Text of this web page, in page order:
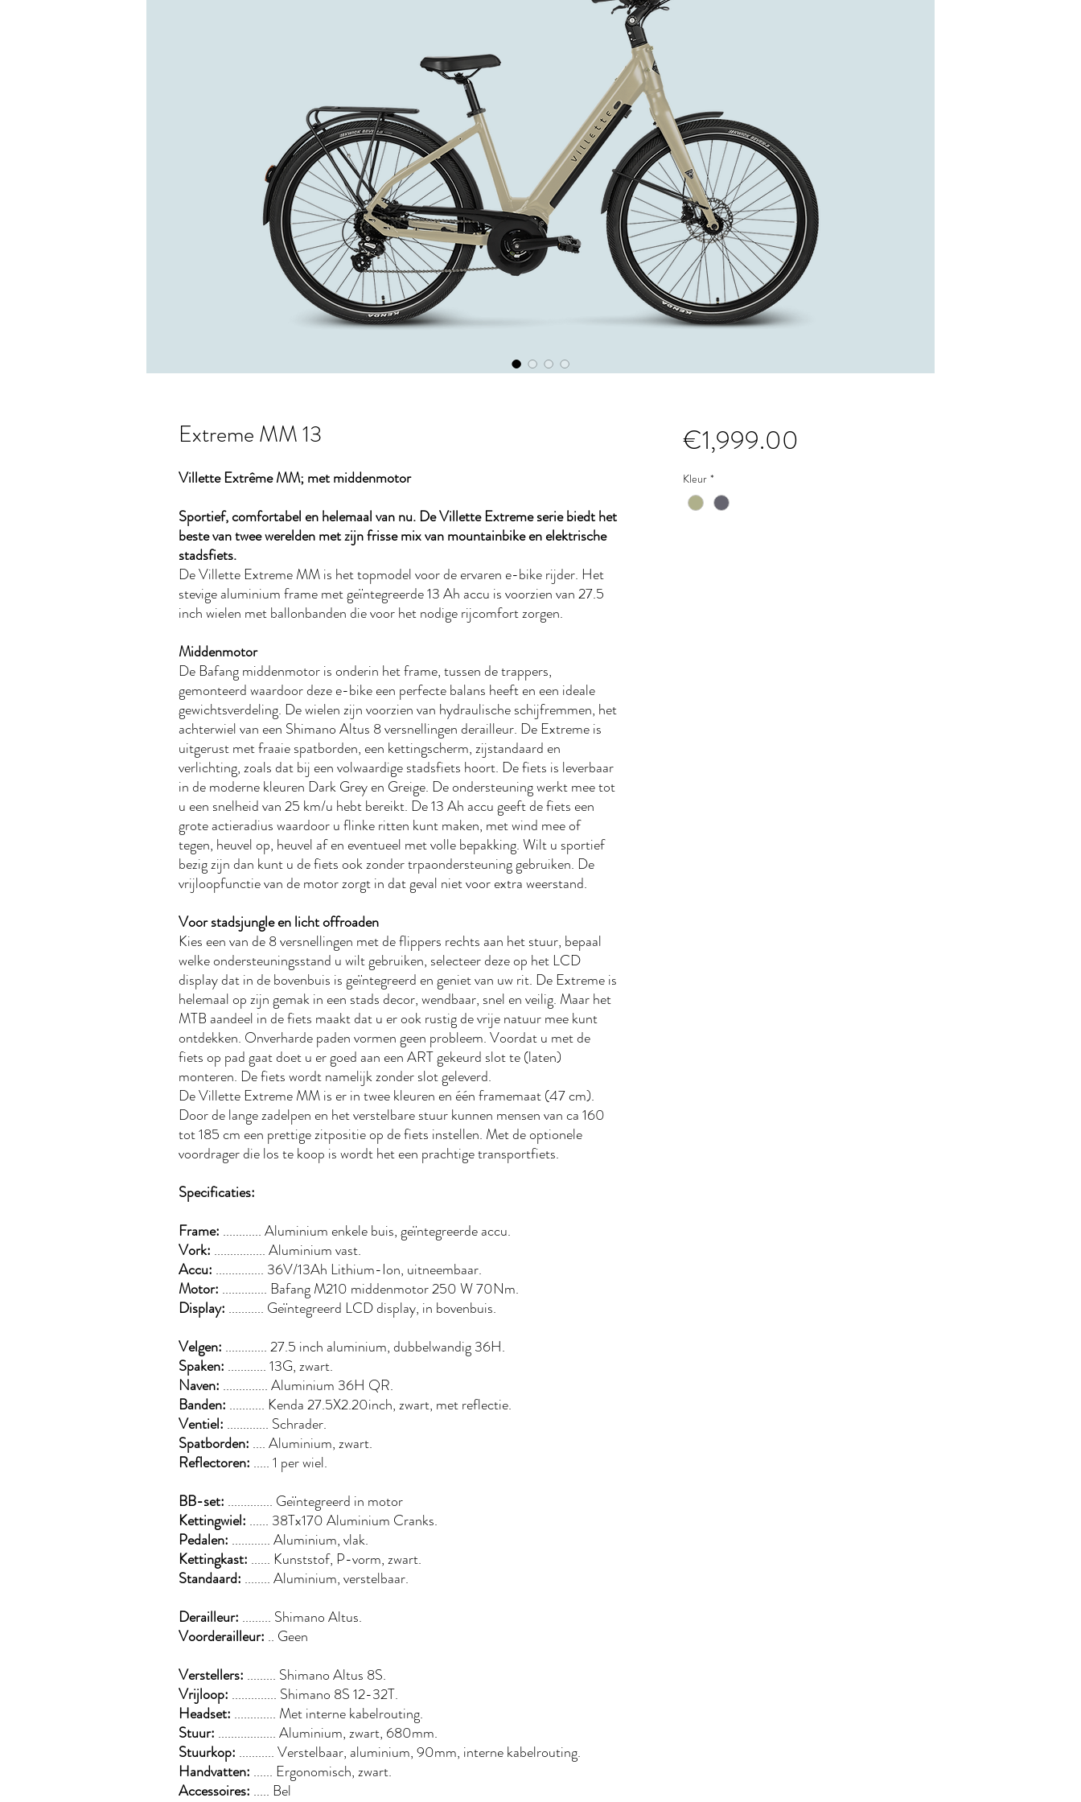
Extreme MM 13
Villette Extrême MM; met middenmotor
Sportief, comfortabel en helemaal van nu. De Villette Extreme serie biedt het
beste van twee werelden met zijn frisse mix van mountainbike en elektrische
stadsfiets.
De Villette Extreme MM is het topmodel voor de ervaren e-bike rijder. Het
stevige aluminium frame met geïntegreerde 13 Ah accu is voorzien van 27.5
inch wielen met ballonbanden die voor het nodige rijcomfort zorgen.
Middenmotor
De Bafang middenmotor is onderin het frame, tussen de trappers,
gemonteerd waardoor deze e-bike een perfecte balans heeft en een ideale
gewichtsverdeling. De wielen zijn voorzien van hydraulische schijfremmen, het
achterwiel van een Shimano Altus 8 versnellingen derailleur. De Extreme is
uitgerust met fraaie spatborden, een kettingscherm, zijstandaard en
verlichting, zoals dat bij een volwaardige stadsfiets hoort. De fiets is leverbaar
in de moderne kleuren Dark Grey en Greige. De ondersteuning werkt mee tot
u een snelheid van 25 km/u hebt bereikt. De 13 Ah accu geeft de fiets een
grote actieradius waardoor u flinke ritten kunt maken, met wind mee of
tegen, heuvel op, heuvel af en eventueel met volle bepakking. Wilt u sportief
bezig zijn dan kunt u de fiets ook zonder trpaondersteuning gebruiken. De
vrijloopfunctie van de motor zorgt in dat geval niet voor extra weerstand.
Voor stadsjungle en licht offroaden
Kies een van de 8 versnellingen met de flippers rechts aan het stuur, bepaal
welke ondersteuningsstand u wilt gebruiken, selecteer deze op het LCD
display dat in de bovenbuis is geïntegreerd en geniet van uw rit. De Extreme is
helemaal op zijn gemak in een stads decor, wendbaar, snel en veilig. Maar het
MTB aandeel in de fiets maakt dat u er ook rustig de vrije natuur mee kunt
ontdekken. Onverharde paden vormen geen probleem. Voordat u met de
fiets op pad gaat doet u er goed aan een ART gekeurd slot te (laten)
monteren. De fiets wordt namelijk zonder slot geleverd.
De Villette Extreme MM is er in twee kleuren en één framemaat (47 cm).
Door de lange zadelpen en het verstelbare stuur kunnen mensen van ca 160
tot 185 cm een prettige zitpositie op de fiets instellen. Met de optionele
voordrager die los te koop is wordt het een prachtige transportfiets.
Specificaties:
Frame: ............ Aluminium enkele buis, geïntegreerde accu.
Vork: ................ Aluminium vast.
Accu: ............... 36V/13Ah Lithium-Ion, uitneembaar.
Motor: .............. Bafang M210 middenmotor 250 W 70Nm.
Display: ........... Geïntegreerd LCD display, in bovenbuis.
Velgen: ............. 27.5 inch aluminium, dubbelwandig 36H.
Spaken: ............ 13G, zwart.
Naven: .............. Aluminium 36H QR.
Banden: ........... Kenda 27.5X2.20inch, zwart, met reflectie.
Ventiel: ............. Schrader.
Spatborden: .... Aluminium, zwart.
Reflectoren: ..... 1 per wiel.
BB-set: .............. Geïntegreerd in motor
Kettingwiel: ...... 38Tx170 Aluminium Cranks.
Pedalen: ............ Aluminium, vlak.
Kettingkast: ...... Kunststof, P-vorm, zwart.
Standaard: ........ Aluminium, verstelbaar.
Derailleur: ......... Shimano Altus.
Voorderailleur: .. Geen
Verstellers: ......... Shimano Altus 8S.
Vrijloop: .............. Shimano 8S 12-32T.
Headset: ............. Met interne kabelrouting.
Stuur: .................. Aluminium, zwart, 680mm.
Stuurkop: ........... Verstelbaar, aluminium, 90mm, interne kabelrouting.
Handvatten: ...... Ergonomisch, zwart.
Accessoires: ..... Bel
€1,999.00
Kleur *